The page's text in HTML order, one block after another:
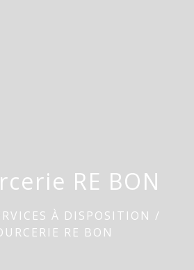
RE BON
À DISPOSITION /
RE BON